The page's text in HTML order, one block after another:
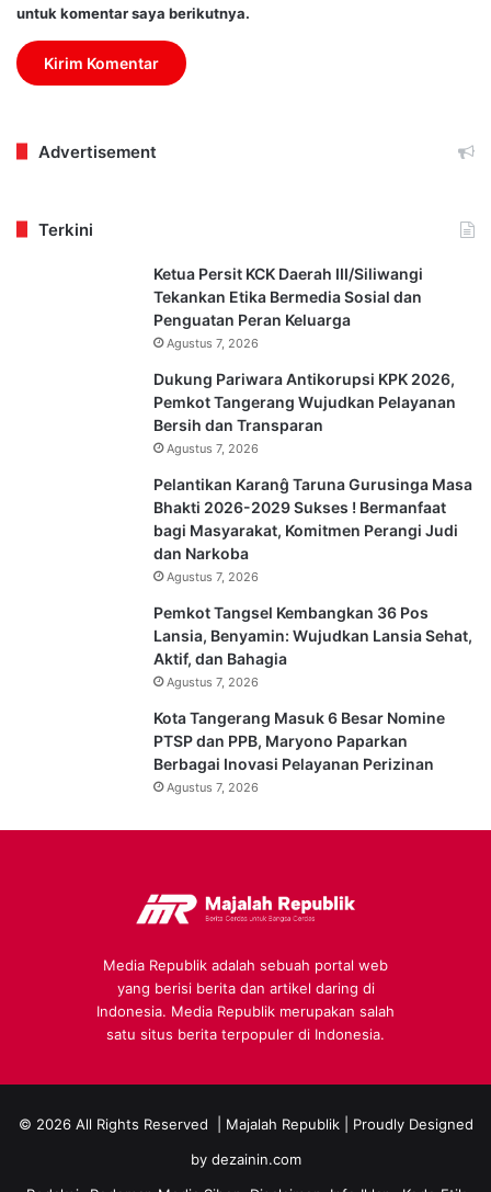
untuk komentar saya berikutnya.
Advertisement
Terkini
Ketua Persit KCK Daerah III/Siliwangi
Tekankan Etika Bermedia Sosial dan
Penguatan Peran Keluarga
Agustus 7, 2026
Dukung Pariwara Antikorupsi KPK 2026,
Pemkot Tangerang Wujudkan Pelayanan
Bersih dan Transparan
Agustus 7, 2026
Pelantikan Karanĝ Taruna Gurusinga Masa
Bhakti 2026-2029 Sukses ! Bermanfaat
bagi Masyarakat, Komitmen Perangi Judi
dan Narkoba
Agustus 7, 2026
Pemkot Tangsel Kembangkan 36 Pos
Lansia, Benyamin: Wujudkan Lansia Sehat,
Aktif, dan Bahagia
Agustus 7, 2026
Kota Tangerang Masuk 6 Besar Nomine
PTSP dan PPB, Maryono Paparkan
Berbagai Inovasi Pelayanan Perizinan
Agustus 7, 2026
Media Republik adalah sebuah portal web
yang berisi berita dan artikel daring di
Indonesia. Media Republik merupakan salah
satu situs berita terpopuler di Indonesia.
© 2026 All Rights Reserved | Majalah Republik| Proudly Designed
by dezainin.com